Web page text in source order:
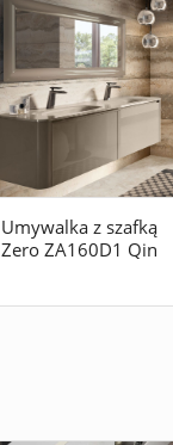
Umywalka z szafką
Zero ZA160D1 Qin